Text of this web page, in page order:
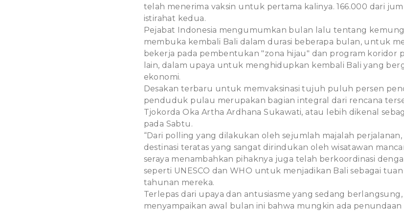
telah menerima vaksin untuk pertama kalinya. 166.000 dari
istirahat kedua.
Pejabat Indonesia mengumumkan bulan lalu tentang
membuka kembali Bali dalam durasi beberapa bulan, untuk
bekerja pada pembentukan "zona hijau" dan program koridor
lain, dalam upaya untuk menghidupkan kembali Bali yang
ekonomi.
Desakan terbaru untuk memvaksinasi tujuh puluh persen
penduduk pulau merupakan bagian integral dari rencana
Tjokorda Oka Artha Ardhana Sukawati, atau lebih dikenal
pada Sabtu.
“Dari polling yang dilakukan oleh sejumlah majalah perjalanan,
destinasi teratas yang sangat dirindukan oleh wisatawan
seraya menambahkan pihaknya juga telah berkoordinasi
seperti UNESCO dan WHO untuk menjadikan Bali sebagai
tahunan mereka.
Terlepas dari upaya dan antusiasme yang sedang
menyampaikan awal bulan ini bahwa mungkin ada